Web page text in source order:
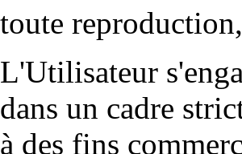
toute
L'Utilisateur
dans un cadre
à des fins